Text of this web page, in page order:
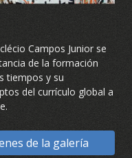
Campos Junior se
de la formación
tiempos y su
del currículo global a
de la galería